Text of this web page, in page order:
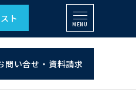
ト
MENU
問い合せ・資料請求